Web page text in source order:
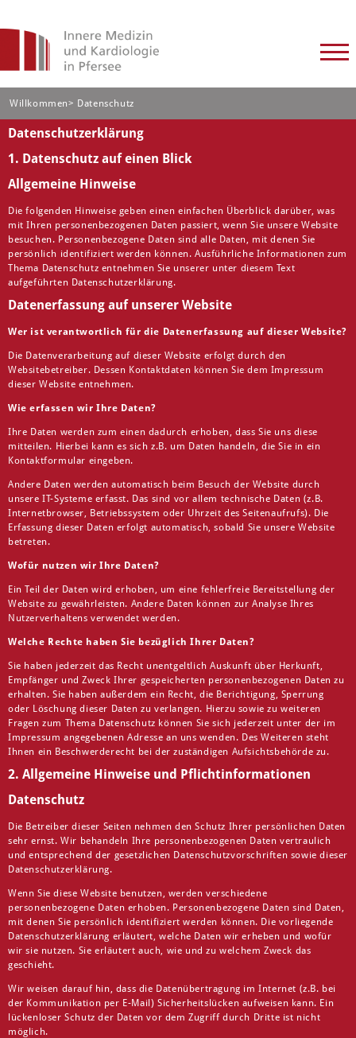
Willkommen> Datenschutz
Datenschutzerklärung
1. Datenschutz auf einen Blick
Allgemeine Hinweise
Die folgenden Hinweise geben einen einfachen Überblick darüber, was
mit Ihren personenbezogenen Daten passiert, wenn Sie unsere Website
besuchen. Personenbezogene Daten sind alle Daten, mit denen Sie
persönlich identifiziert werden können. Ausführliche Informationen zum
Thema Datenschutz entnehmen Sie unserer unter diesem Text
aufgeführten Datenschutzerklärung.
Datenerfassung auf unserer Website
Wer ist verantwortlich für die Datenerfassung auf dieser Website?
Die Datenverarbeitung auf dieser Website erfolgt durch den
Websitebetreiber. Dessen Kontaktdaten können Sie dem Impressum
dieser Website entnehmen.
Wie erfassen wir Ihre Daten?
Ihre Daten werden zum einen dadurch erhoben, dass Sie uns diese
mitteilen. Hierbei kann es sich z.B. um Daten handeln, die Sie in ein
Kontaktformular eingeben.
Andere Daten werden automatisch beim Besuch der Website durch
unsere IT-Systeme erfasst. Das sind vor allem technische Daten (z.B.
Internetbrowser, Betriebssystem oder Uhrzeit des Seitenaufrufs). Die
Erfassung dieser Daten erfolgt automatisch, sobald Sie unsere Website
betreten.
Wofür nutzen wir Ihre Daten?
Ein Teil der Daten wird erhoben, um eine fehlerfreie Bereitstellung der
Website zu gewährleisten. Andere Daten können zur Analyse Ihres
Nutzerverhaltens verwendet werden.
Welche Rechte haben Sie bezüglich Ihrer Daten?
Sie haben jederzeit das Recht unentgeltlich Auskunft über Herkunft,
Empfänger und Zweck Ihrer gespeicherten personenbezogenen Daten zu
erhalten. Sie haben außerdem ein Recht, die Berichtigung, Sperrung
oder Löschung dieser Daten zu verlangen. Hierzu sowie zu weiteren
Fragen zum Thema Datenschutz können Sie sich jederzeit unter der im
Impressum angegebenen Adresse an uns wenden. Des Weiteren steht
Ihnen ein Beschwerderecht bei der zuständigen Aufsichtsbehörde zu.
2. Allgemeine Hinweise und Pflichtinformationen
Datenschutz
Die Betreiber dieser Seiten nehmen den Schutz Ihrer persönlichen Daten
sehr ernst. Wir behandeln Ihre personenbezogenen Daten vertraulich
und entsprechend der gesetzlichen Datenschutzvorschriften sowie dieser
Datenschutzerklärung.
Wenn Sie diese Website benutzen, werden verschiedene
personenbezogene Daten erhoben. Personenbezogene Daten sind Daten,
mit denen Sie persönlich identifiziert werden können. Die vorliegende
Datenschutzerklärung erläutert, welche Daten wir erheben und wofür
wir sie nutzen. Sie erläutert auch, wie und zu welchem Zweck das
geschieht.
Wir weisen darauf hin, dass die Datenübertragung im Internet (z.B. bei
der Kommunikation per E-Mail) Sicherheitslücken aufweisen kann. Ein
lückenloser Schutz der Daten vor dem Zugriff durch Dritte ist nicht
möglich.